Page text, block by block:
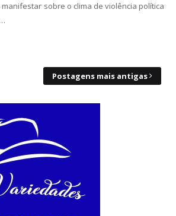
sobre o clima de violência política
Postagens mais antigas